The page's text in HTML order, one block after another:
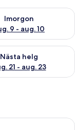
- aug. 9
Imorgon
9 - aug. 10
tillgängligheten
aug. 14 - aug.
Nästa helg
21 - aug. 23
tillgängligheten
sängkläder, skrivbord,